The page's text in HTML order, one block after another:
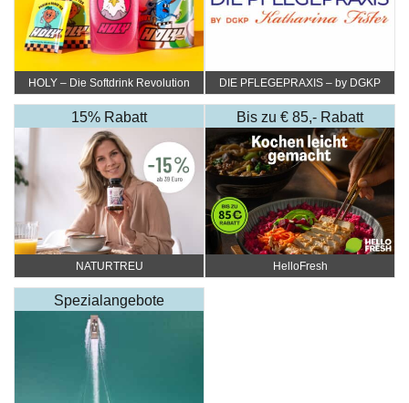
HOLY – Die Softdrink Revolution
DIE PFLEGEPRAXIS – by DGKP
15% Rabatt
NATURTREU
Bis zu € 85,- Rabatt
HelloFresh
Spezialangebote